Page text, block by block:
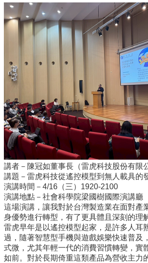
網
站
系
所
介
學
程
簡
教
學
研
究
系
所
成
員
講者－陳冠如董事長（雷虎科技股份有限
講題－雷虎科技從遙控模型到無人載具的
演講時間－4/16（三）1920-2100
演講地點－社會科學院梁國樹國際演講廳
這場演講，讓我對於台灣製造業在面對產
身優勢進行轉型，有了更具體且深刻的理
雷虎早年是以遙控模型起家，是許多人耳
過，隨著智慧型手機與遊戲娛樂快速普及
式微，尤其年輕一代的消費習慣轉變，實
如前。對於長期倚重這類產品為營收主力